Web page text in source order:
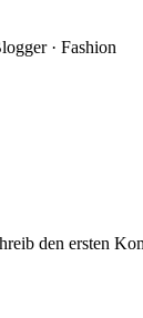
· Fashion
den ersten